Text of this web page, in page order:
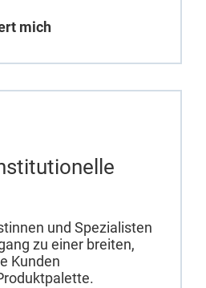
mich
und Spezialisten
zu einer breiten,
Kunden